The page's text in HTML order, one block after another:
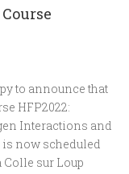
to announce that
HFP2022:
Interactions and
now scheduled
sur Loup